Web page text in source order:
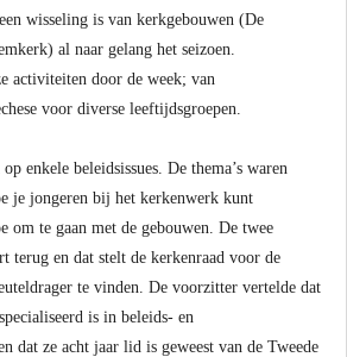
wisseling is van kerkgebouwen (De
al naar gelang het seizoen.
activiteiten door de week; van
voor diverse leeftijdsgroepen.
enkele beleidsissues. De thema’s waren
je jongeren bij het kerkenwerk kunt
om te gaan met de gebouwen. De twee
terug en dat stelt de kerkenraad voor de
te vinden. De voorzitter vertelde dat
is in beleids- en
dat ze acht jaar lid is geweest van de Tweede